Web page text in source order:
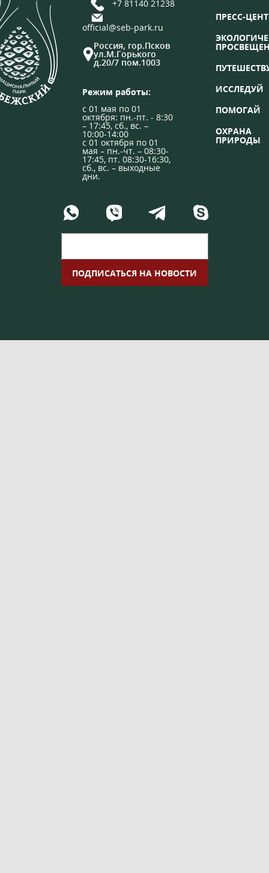
+7 81140 21238
official@seb-park.ru
Россия, гор.Псков
ул.М.Горького
д.20/7 пом.1003
Режим работы:
с 01 мая по 01
октября: пн.-пт. - 8:30
– 17:45, сб., вс. –
10:00-14:00
с 01 октября по 01
мая – пн.-чт. – 08:30-
17:45, пт. 08:30-16:30,
сб., вс. – выходные
дни.
ПРЕСС-
ИССЛЕДУЙ
ПОМОГАЙ
ОХРАНА
ПРИРОДЫ